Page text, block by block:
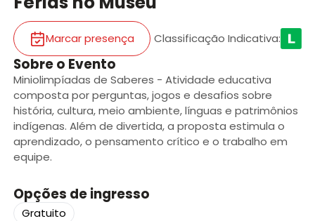
Marcar presença Classificação Indicativa:
Sobre o Evento
Miniolimpíadas de Saberes - Atividade educativa
composta por perguntas, jogos e desafios sobre
história, cultura, meio ambiente, línguas e patrimônios
indígenas. Além de divertida, a proposta estimula o
aprendizado, o pensamento crítico e o trabalho em
equipe.
Opções de ingresso
Gratuito